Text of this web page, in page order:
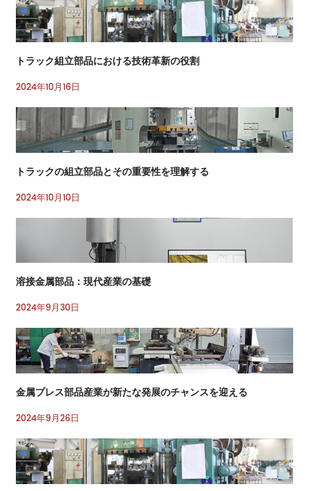
トラック組立部品における技術革新の役割
2024年10月16日
トラックの組立部品とその重要性を理解する
2024年10月10日
溶接金属部品：現代産業の基礎
2024年9月30日
金属プレス部品産業が新たな発展のチャンスを迎える
2024年9月26日